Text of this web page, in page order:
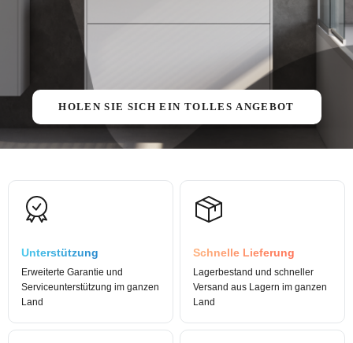
HOLEN SIE SICH EIN TOLLES ANGEBOT
Unterstützung
Erweiterte Garantie und
Serviceunterstützung im ganzen
Land
Schnelle Lieferung
Lagerbestand und schneller
Versand aus Lagern im ganzen
Land